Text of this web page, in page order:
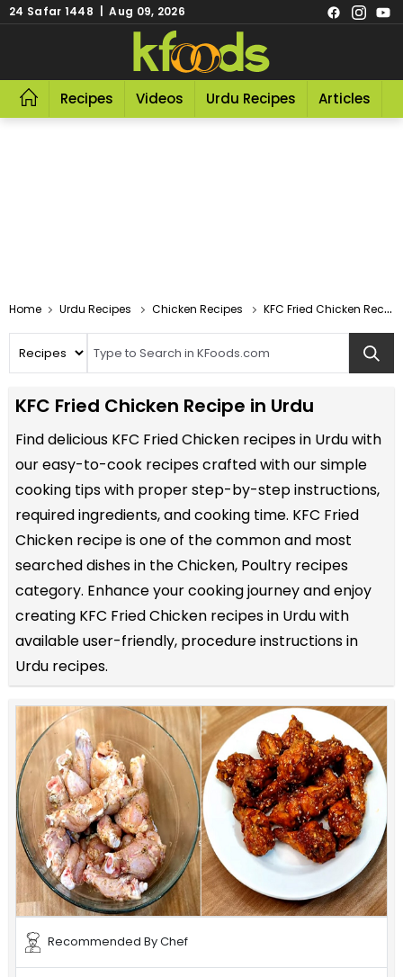
24 Safar 1448 | Aug 09, 2026
Recipes Videos Urdu Recipes Articles
Home Urdu Recipes Chicken Recipes KFC Fried Chicken Recipe In Urdu
KFC Fried Chicken Recipe in Urdu
Find delicious KFC Fried Chicken recipes in Urdu with
our easy-to-cook recipes crafted with our simple
cooking tips with proper step-by-step instructions,
required ingredients, and cooking time. KFC Fried
Chicken recipe is one of the common and most
searched dishes in the Chicken, Poultry recipes
category. Enhance your cooking journey and enjoy
creating KFC Fried Chicken recipes in Urdu with
available user-friendly, procedure instructions in
Urdu recipes.
Recommended By Chef